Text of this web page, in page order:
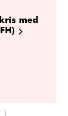
med